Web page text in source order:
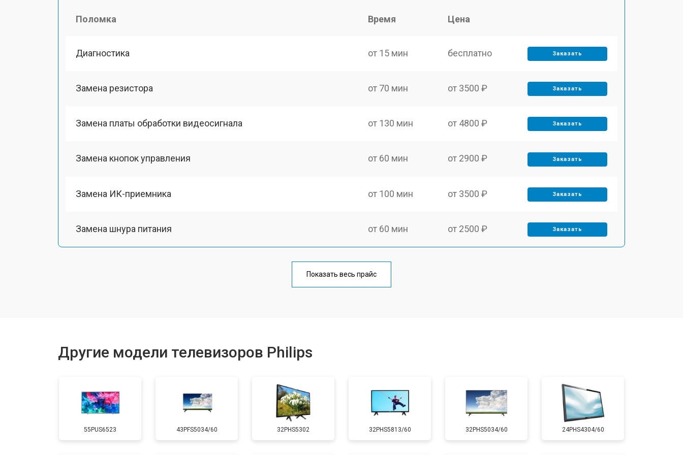
Поломка Время Цена
Диагностика от 15 мин бесплатно Заказать
Замена резистора от 70 мин от 3500 ₽ Заказать
Замена платы обработки видеосигнала от 130 мин от 4800 ₽ Заказать
Замена кнопок управления от 60 мин от 2900 ₽ Заказать
Замена ИК-приемника от 100 мин от 3500 ₽ Заказать
Замена шнура питания от 60 мин от 2500 ₽ Заказать
от 90 мин
Замена HDMI порта от 80 мин от 2600 ₽ Заказать
Замена модуля Wi-Fi от 70 мин от 3500 ₽ Заказать
Показать весь прайс
Другие модели телевизоров Philips
55PUS6523 43PFS5034/60 32PHS5302 32PHS5813/60 32PHS5034/60 24PHS4304/60